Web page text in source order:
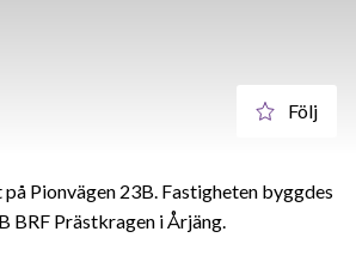
Följ
Pionvägen 23B. Fastigheten byggdes
BRF Prästkragen i Årjäng.